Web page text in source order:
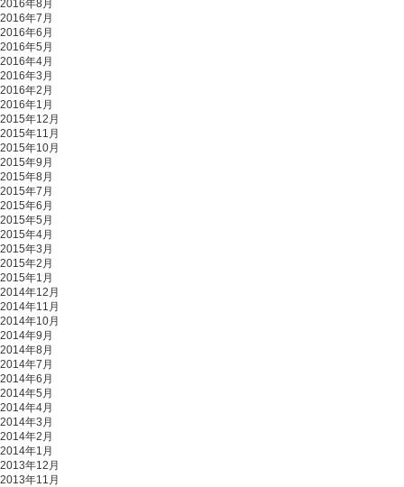
2016年8月
2016年7月
2016年6月
2016年5月
2016年4月
2016年3月
2016年2月
2016年1月
2015年12月
2015年11月
2015年10月
2015年9月
2015年8月
2015年7月
2015年6月
2015年5月
2015年4月
2015年3月
2015年2月
2015年1月
2014年12月
2014年11月
2014年10月
2014年9月
2014年8月
2014年7月
2014年6月
2014年5月
2014年4月
2014年3月
2014年2月
2014年1月
2013年12月
2013年11月